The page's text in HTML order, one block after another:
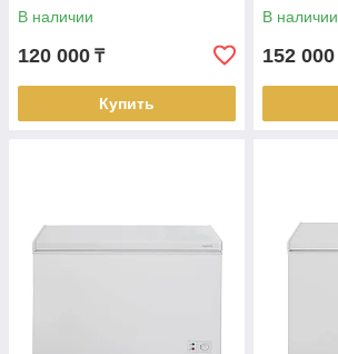
В наличии
120 000 ₸
Купить
В наличии
152 000